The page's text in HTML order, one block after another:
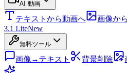
AI 動画
テキストから動画へ 画像か
3.1 LiteNew
無料ツール
画像→テキスト 背景削除